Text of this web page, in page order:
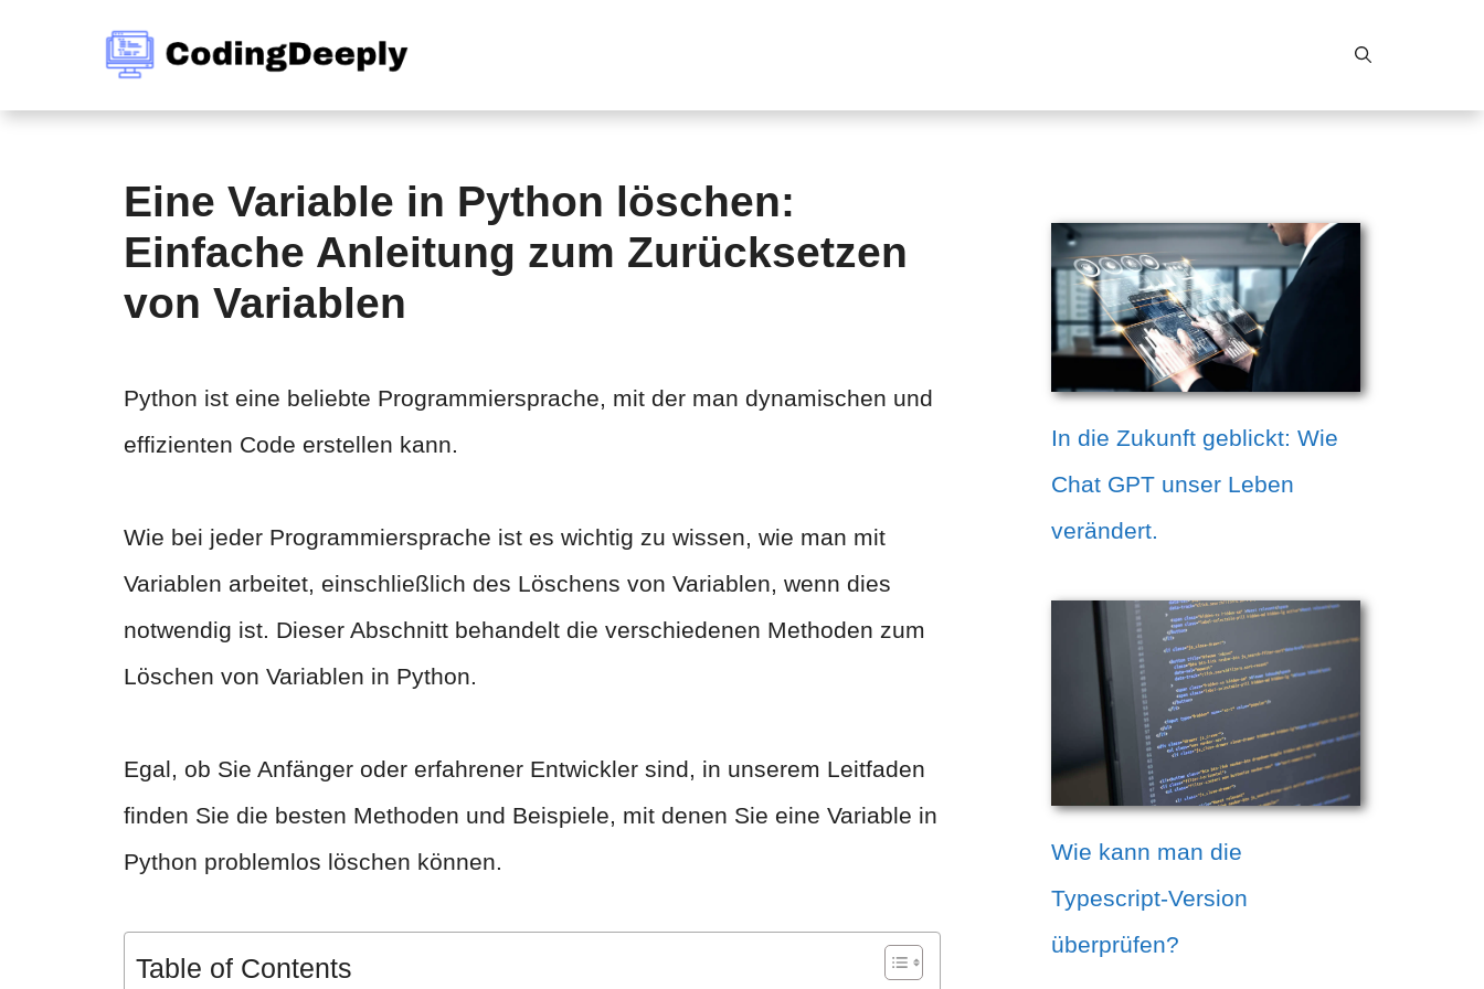
springen
Eine Variable in Python löschen:
Einfache Anleitung zum Zurücksetzen
von Variablen
Python ist eine beliebte Programmiersprache, mit der man dynamischen und
effizienten Code erstellen kann.
Wie bei jeder Programmiersprache ist es wichtig zu wissen, wie man mit
Variablen arbeitet, einschließlich des Löschens von Variablen, wenn dies
notwendig ist. Dieser Abschnitt behandelt die verschiedenen Methoden zum
Löschen von Variablen in Python.
Egal, ob Sie Anfänger oder erfahrener Entwickler sind, in unserem Leitfaden
finden Sie die besten Methoden und Beispiele, mit denen Sie eine Variable in
Python problemlos löschen können.
Table of Contents
In die Zukunft geblickt: Wie
Chat GPT unser Leben
verändert.
Wie kann man die
Typescript-Version
überprüfen?